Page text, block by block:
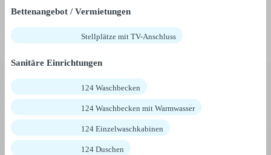
Bettenangebot / Vermietungen
Stellplätze mit TV-Anschluss
Sanitäre Einrichtungen
124 Waschbecken
124 Waschbecken mit Warmwasser
124 Einzelwaschkabinen
124 Duschen